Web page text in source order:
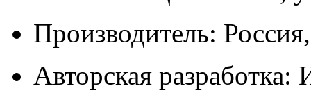
Производитель:
Авторская